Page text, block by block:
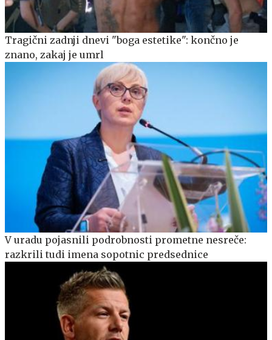
Tragični zadnji dnevi "boga estetike": končno je
znano, zakaj je umrl
V uradu pojasnili podrobnosti prometne nesreče:
razkrili tudi imena sopotnic predsednice